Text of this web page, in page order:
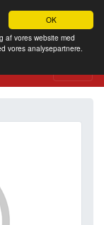
OK
af vores website med
vores analysepartnere.